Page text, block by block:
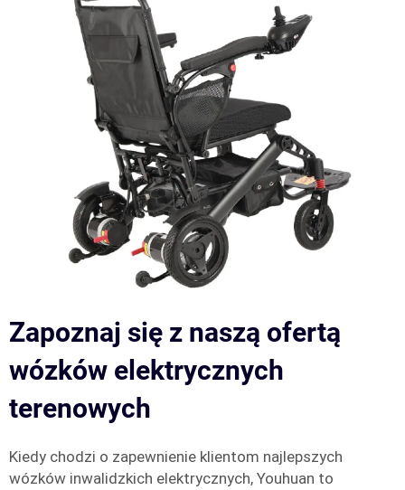
Zapoznaj się z naszą ofertą
wózków elektrycznych
terenowych
Kiedy chodzi o zapewnienie klientom najlepszych
wózków inwalidzkich elektrycznych, Youhuan to